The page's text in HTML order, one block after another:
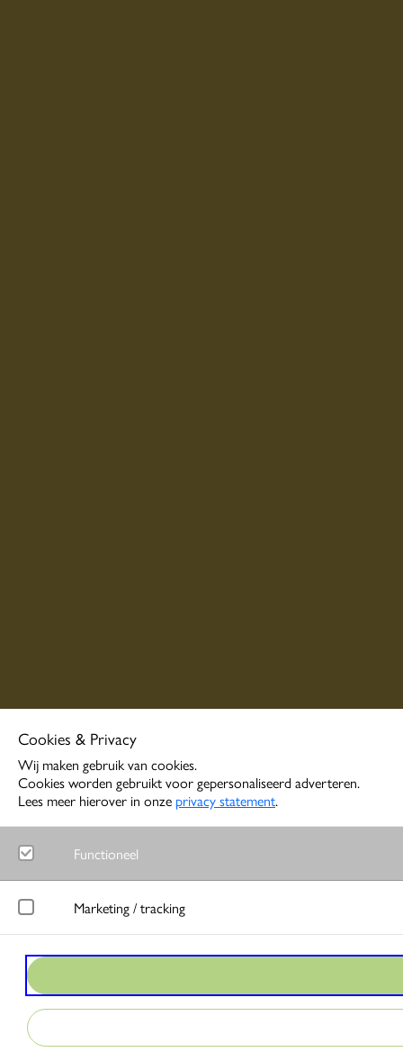
Cookies & Privacy
Wij maken gebruik van cookies.
Cookies worden gebruikt voor gepersonaliseerd adverteren.
Lees meer hierover in onze privacy statement.
Functioneel
Noodzakelijk
Google Analytics
Bezoekersstatistieken en gebruik van de website worden anoniem
Matomo
Marketing / tracking
LinkedIn
Meet gedrag van websitebezoekers en wordt gebruikt om
Google Ads
Bij interactie met advertenties slaat Google gegevens op om